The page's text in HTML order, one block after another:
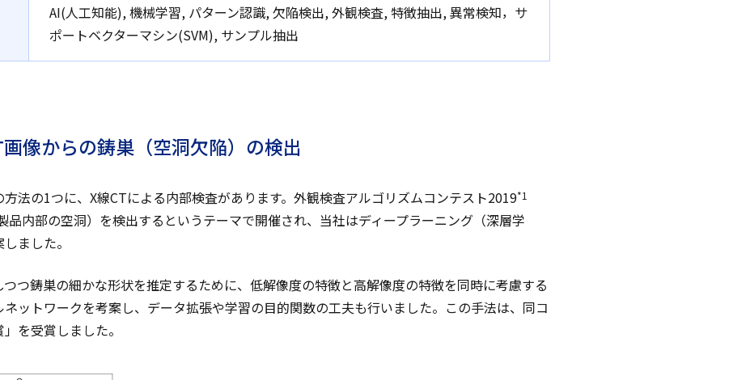
AI(人工知能), 機械学習, パターン認識, 欠陥検出, 外観検査, 特徴抽出, 異常検知，サ
ポートベクターマシン(SVM), サンプル抽出
画像からの鋳巣（空洞欠陥）の検出
法の1つに、X線CTによる内部検査があります。外観検査アルゴリズムコンテスト2019*1
品内部の空洞）を検出するというテーマで開催され、当社はディープラーニング（深層学
ました。
つ鋳巣の細かな形状を推定するために、低解像度の特徴と高解像度の特徴を同時に考慮する
ットワークを考案し、データ拡張や学習の目的関数の工夫も行いました。この手法は、同コ
を受賞しました。